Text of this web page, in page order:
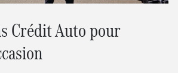
Crédit Auto pour